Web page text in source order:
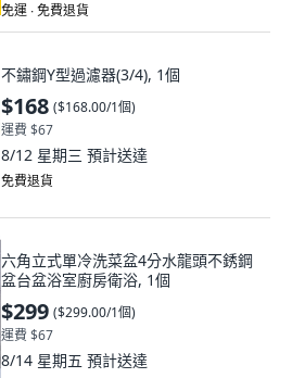
免運 ∙ 免費退貨
不鏽鋼Y型過濾器(3/4), 1個
$168 ($168.00/1個)
運費 $67
8/12 星期三 預計送達
免費退貨
六角立式單冷洗菜盆4分水龍頭不銹鋼
盆台盆浴室廚房衛浴, 1個
$299 ($299.00/1個)
運費 $67
8/14 星期五 預計送達